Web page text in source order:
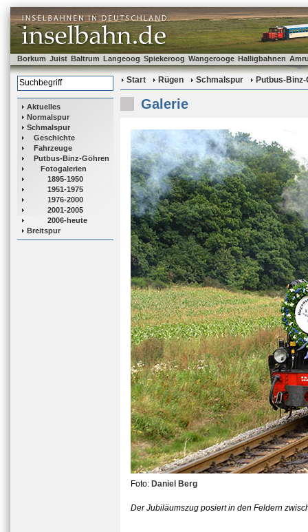
Borkum Juist Baltrum Langeoog Spiekeroog Wangerooge Halligbahnen
Aktuelles
Normalspur
Schmalspur
Geschichte
Fahrzeuge
Putbus-Binz-Göhren
Fotogalerien
1895-1950
1951-1975
1976-2000
2001-2005
2006-heute
Breitspur
Start Rügen Schmalspur Putbus-
Galerie
Foto: Daniel Berg
Der Jubiläumszug posiert in den Feldern